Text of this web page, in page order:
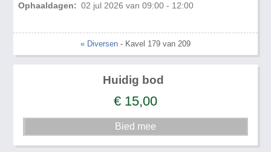
Ophaaldagen: 02 jul 2026 van 09:00 - 12:00
« Diversen - Kavel 179 van 209
Huidig bod
€ 15,00